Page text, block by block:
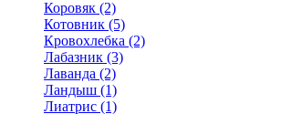
Коровяк (2)
Котовник (5)
Кровохлебка (2)
Лабазник (3)
Лаванда (2)
Ландыш (1)
Лиатрис (1)